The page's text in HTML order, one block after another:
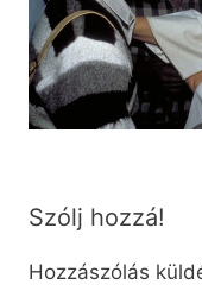
Szólj hozzá!
Hozzászólás